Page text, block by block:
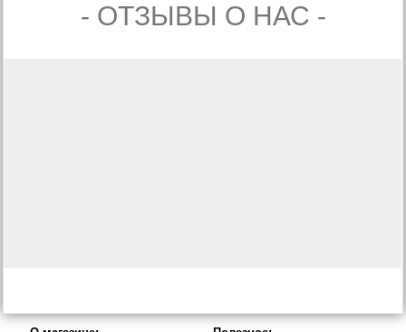
- ОТЗЫВЫ О НАС -